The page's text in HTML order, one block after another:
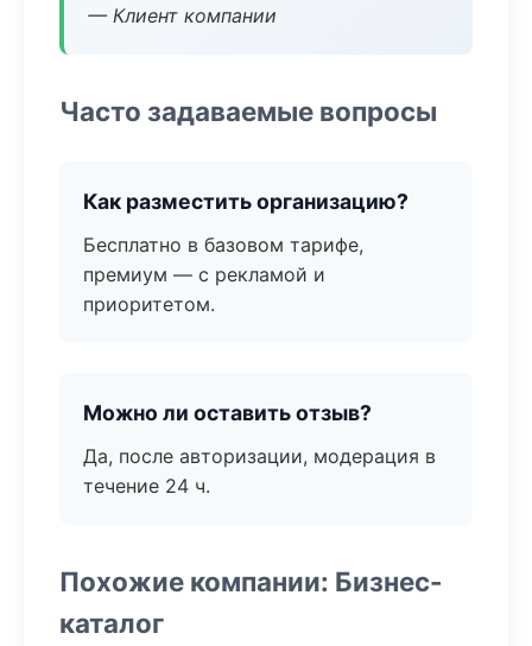
— Клиент компании
Часто задаваемые вопросы
Как разместить организацию?
Бесплатно в базовом тарифе,
премиум — с рекламой и
приоритетом.
Можно ли оставить отзыв?
Да, после авторизации, модерация в
течение 24 ч.
Похожие компании: Бизнес-
каталог